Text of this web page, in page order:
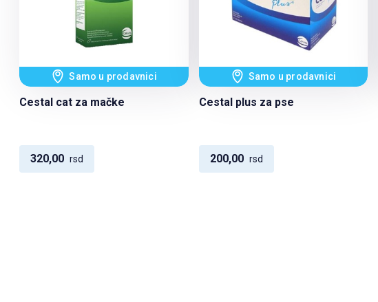
Samo u prodavnici
Cestal cat za mačke
320,00 rsd
Samo u prodavnici
Cestal plus za pse
200,00 rsd